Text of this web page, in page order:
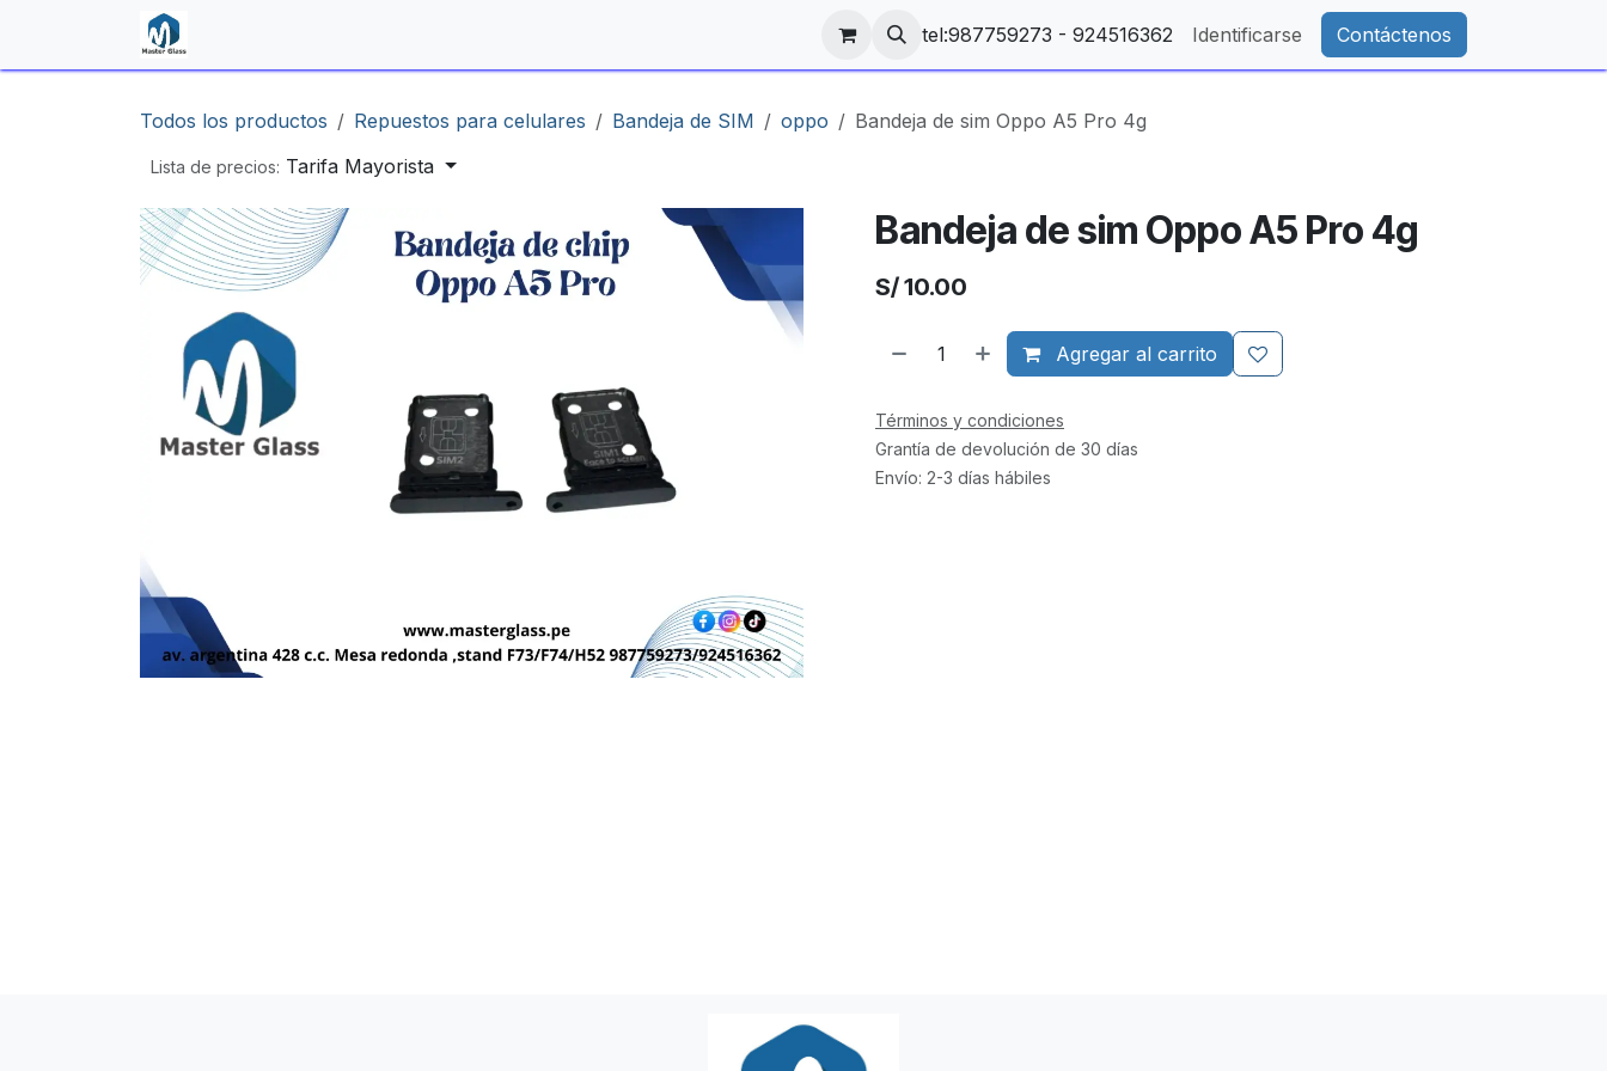
tel:987759273 - 924516362 Identificarse Contáctenos
Todos los productos Repuestos para celulares Bandeja de SIM oppo Bandeja de sim Oppo A5 Pro 4g
Lista de precios: Tarifa Mayorista
Bandeja de sim Oppo A5 Pro 4g
S/10.00
Agregar al carrito
Términos y condiciones
Grantía de devolución de 30 días
Envío: 2-3 días hábiles